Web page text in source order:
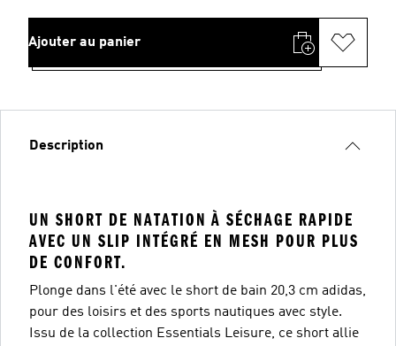
Ajouter au panier
Description
UN SHORT DE NATATION À SÉCHAGE RAPIDE
AVEC UN SLIP INTÉGRÉ EN MESH POUR PLUS
DE CONFORT.
Plonge dans l'été avec le short de bain 20,3 cm adidas,
pour des loisirs et des sports nautiques avec style.
Issu de la collection Essentials Leisure, ce short allie